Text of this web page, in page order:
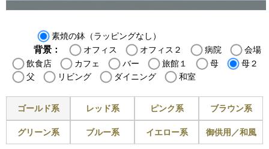
素焼の鉢（ラッピングなし）
背景： オフィス オフィス２ 病院
会場
飲食店
カフェ バー 旅館１ 母
母２
父
リビング ダイニング 和室
ゴールド系 レッド系 ピンク系 ブラウン系
グリーン系 ブルー系 イエロー系 御供用／和風